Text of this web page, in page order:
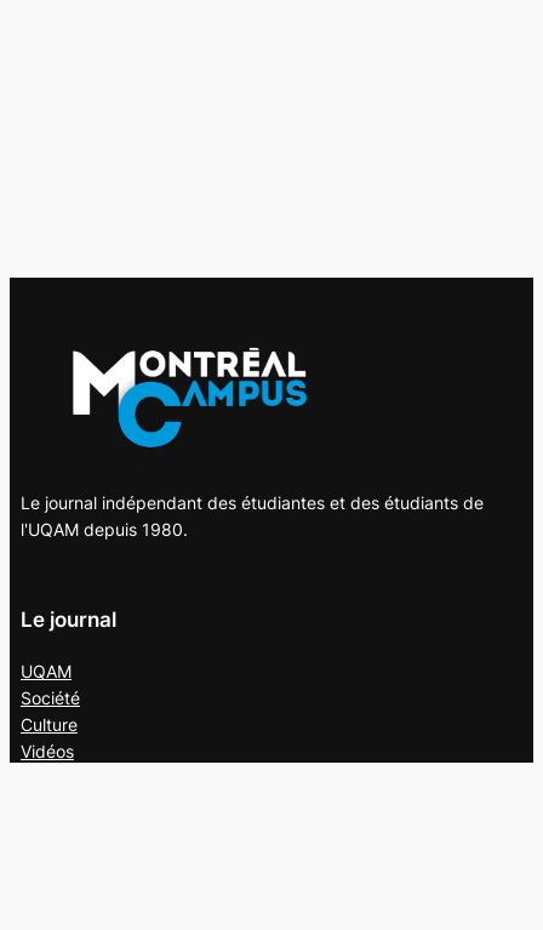
Le journal indépendant des étudiantes et des étudiants de
l'UQAM depuis 1980.
Le journal
UQAM
Société
Culture
Vidéos